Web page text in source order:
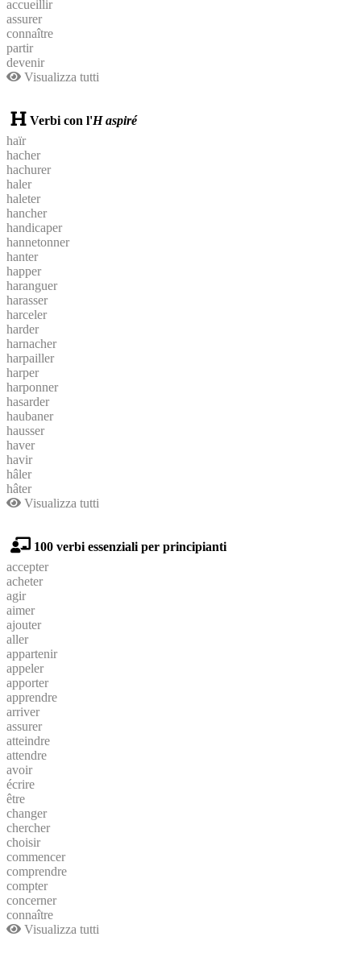
accueillir
assurer
connaître
partir
devenir
Visualizza tutti
Verbi con l'H aspiré
haïr
hacher
hachurer
haler
haleter
hancher
handicaper
hannetonner
hanter
happer
haranguer
harasser
harceler
harder
harnacher
harpailler
harper
harponner
hasarder
haubaner
hausser
haver
havir
hâler
hâter
Visualizza tutti
100 verbi essenziali per principianti
accepter
acheter
agir
aimer
ajouter
aller
appartenir
appeler
apporter
apprendre
arriver
assurer
atteindre
attendre
avoir
écrire
être
changer
chercher
choisir
commencer
comprendre
compter
concerner
connaître
Visualizza tutti